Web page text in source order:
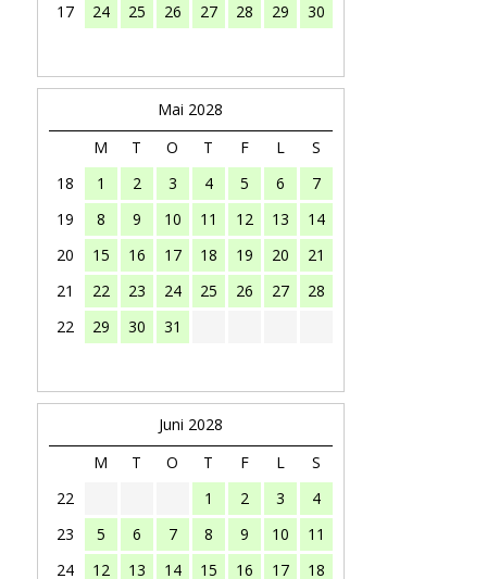
17
24 25 26 27 28 29 30
Mai 2028
M
T O T F L
S
18
1 2 3 4 5 6
7
19
8 9 10 11 12 13
14
20
15 16 17 18 19 20
21
21
22 23 24 25 26 27
28
22
29 30 31
Juni 2028
M
T O T F L
S
22
1 2 3
4
23
5 6 7 8 9 10
11
24
12 13 14 15 16 17 18